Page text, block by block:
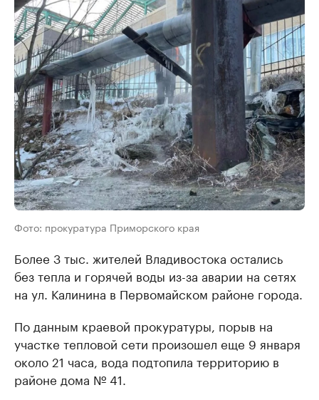
Фото: прокуратура Приморского края
Более 3 тыс. жителей Владивостока остались
без тепла и горячей воды из-за аварии на сетях
на ул. Калинина в Первомайском районе города.
По данным краевой прокуратуры, порыв на
участке тепловой сети произошел еще 9 января
около 21 часа, вода подтопила территорию в
районе дома № 41.